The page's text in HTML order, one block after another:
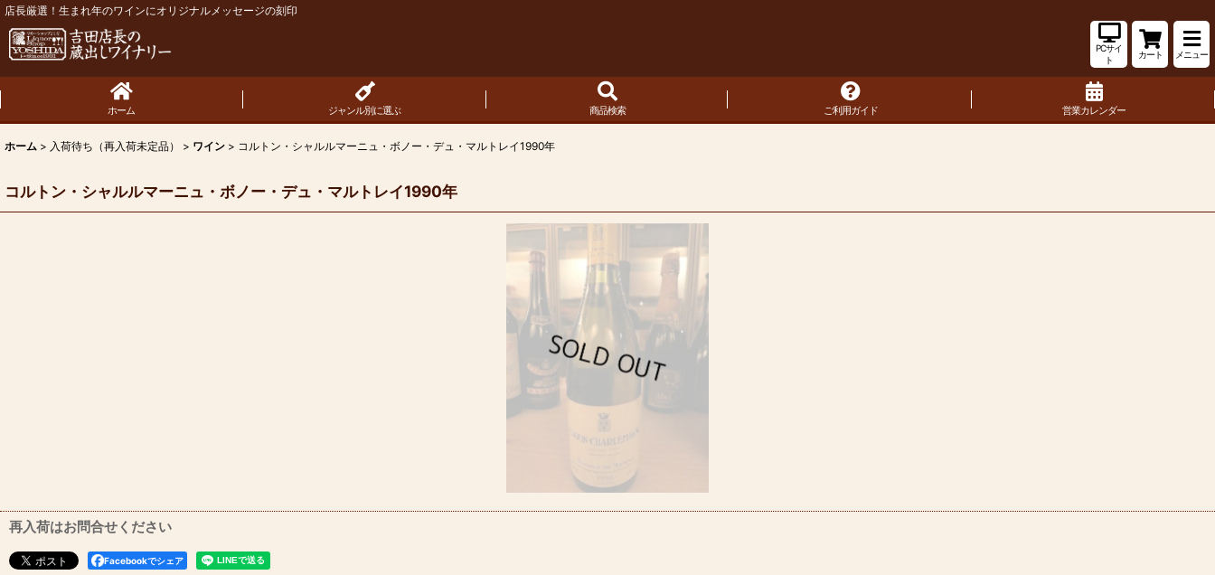
店長厳選！生まれ年のワインにオリジナルメッセージの刻印
PCサイ
ト
カート メニュー
ホーム ジャンル別に選ぶ 商品検索 ご利用ガイド 営業カレンダー
ホーム > 入荷待ち（再入荷未定品） > ワイン > コルトン・シャルルマーニュ・ボノー・デュ・マルトレイ1990年
コルトン・シャルルマーニュ・ボノー・デュ・マルトレイ1990年
再入荷はお問合せください
Facebookでシェア